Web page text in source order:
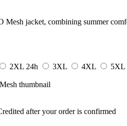
jacket, combining summer
2XL 24h 3XL 4XL 5XL
after your order is confirmed